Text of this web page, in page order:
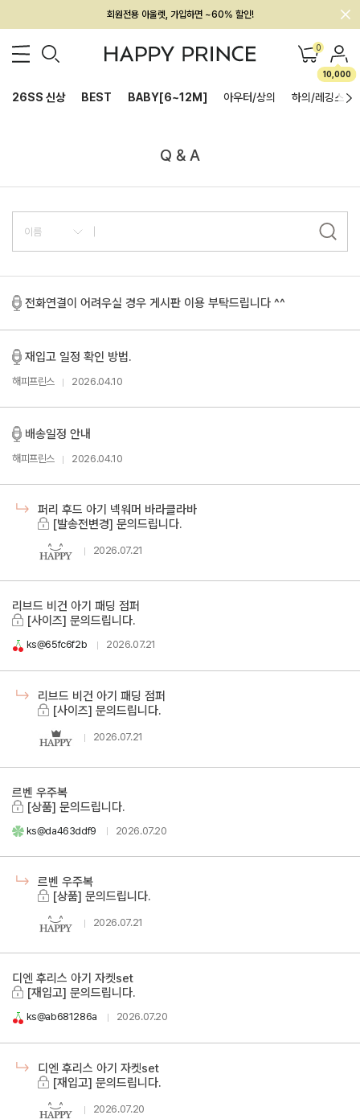
회원전용 아울렛, 가입하면 ~60% 할인!
멤버십 최대 28,000원 혜택 0
10,000
26SS 신상 BEST BABY[6~12M] 아우터/상의 하의/레깅스
Q & A
전화연결이 어려우실 경우 게시판 이용 부탁드립니다 ^^
재입고 일정 확인 방법.
해피프린스 2026.04.10
배송일정 안내
해피프린스 2026.04.10
퍼리 후드 아기 넥워머 바라클라바
[발송전변경] 문의드립니다.
2026.07.21
리브드 비건 아기 패딩 점퍼
[사이즈] 문의드립니다.
ks@65fc6f2b 2026.07.21
리브드 비건 아기 패딩 점퍼
[사이즈] 문의드립니다.
2026.07.21
르벤 우주복
[상품] 문의드립니다.
ks@da463ddf9 2026.07.20
르벤 우주복
[상품] 문의드립니다.
2026.07.21
디엔 후리스 아기 자켓set
[재입고] 문의드립니다.
ks@ab681286a 2026.07.20
디엔 후리스 아기 자켓set
[재입고] 문의드립니다.
2026.07.20